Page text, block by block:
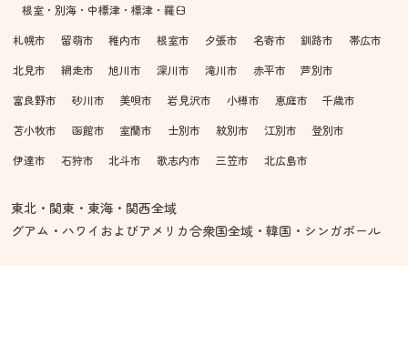
根室・別海・中標津・標津・羅臼
札幌市
留萌市 稚内市 根室市 夕張市 名寄市 釧路市
帯広市
北見市
網走市 旭川市 深川市 滝川市 赤平市
芦別市
富良野市
砂川市 美唄市 岩見沢市 小樽市 恵庭市
千歳市
苫小牧市
函館市 室蘭市 士別市 紋別市 江別市
登別市
伊達市
石狩市 北斗市 歌志内市 三笠市 北広島市
東北・関東・東海・関西全域
グアム・ハワイおよびアメリカ合衆国全域・韓国・シンガポール